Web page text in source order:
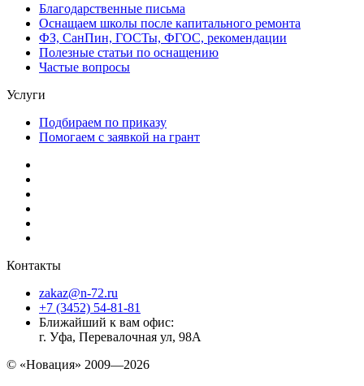
Благодарственные письма
Оснащаем школы после капитального ремонта
ФЗ, СанПин, ГОСТы, ФГОС, рекомендации
Полезные статьи по оснащению
Частые вопросы
Услуги
Подбираем по приказу
Помогаем с заявкой на грант
Контакты
zakaz@n-72.ru
+7 (3452) 54-81-81
Ближайший к вам офис:
г. Уфа, Перевалочная ул, 98А
© «Новация» 2009—2026